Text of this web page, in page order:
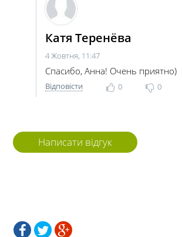
Катя Теренёва
4 Жовтня, 11:47
Спасибо, Анна! Очень приятно)
Відповісти 0 0
Написати відгук